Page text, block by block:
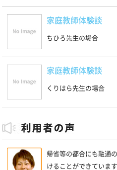
家庭教師体験談
ちひろ先生の場合
家庭教師体験談
くりはら先生の場合
帰省等の都合にも融通
けることができています